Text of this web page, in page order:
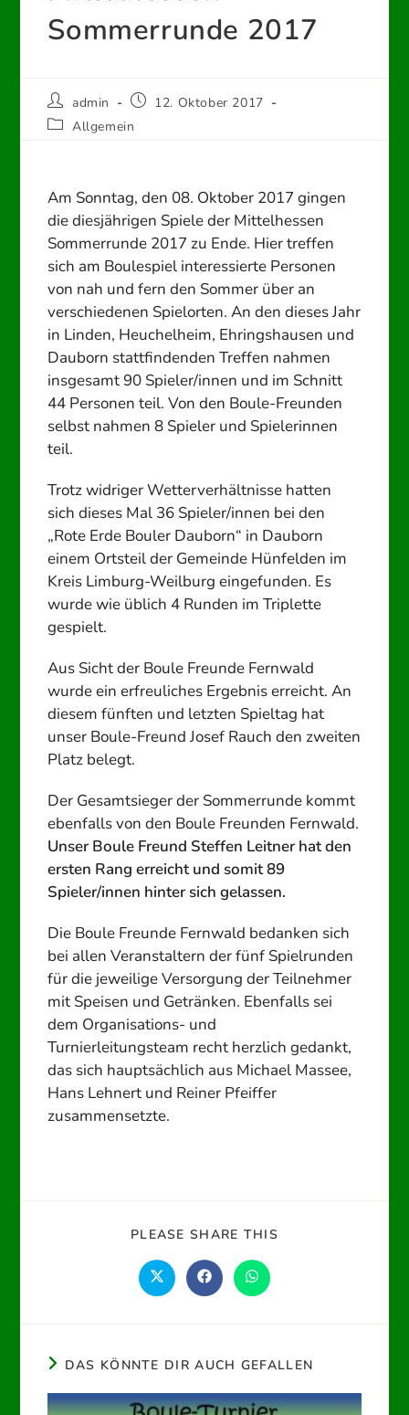
Sommerrunde 2017
Beitrags-
Autor:
admin
Beitrag12. Oktober 2017
Beitrags-
Allgemein
Am Sonntag, den 08. Oktober 2017 gingen
die diesjährigen Spiele der Mittelhessen
Sommerrunde 2017 zu Ende. Hier treffen
sich am Boulespiel interessierte Personen
von nah und fern den Sommer über an
verschiedenen Spielorten. An den dieses Jahr
in Linden, Heuchelheim, Ehringshausen und
Dauborn stattfindenden Treffen nahmen
insgesamt 90 Spieler/innen und im Schnitt
44 Personen teil. Von den Boule-Freunden
selbst nahmen 8 Spieler und Spielerinnen
teil.
Trotz widriger Wetterverhältnisse hatten
sich dieses Mal 36 Spieler/innen bei den
„Rote Erde Bouler Dauborn“ in Dauborn
einem Ortsteil der Gemeinde Hünfelden im
Kreis Limburg-Weilburg eingefunden. Es
wurde wie üblich 4 Runden im Triplette
gespielt.
Aus Sicht der Boule Freunde Fernwald
wurde ein erfreuliches Ergebnis erreicht. An
diesem fünften und letzten Spieltag hat
unser Boule-Freund Josef Rauch den zweiten
Platz belegt.
Der Gesamtsieger der Sommerrunde kommt
ebenfalls von den Boule Freunden Fernwald.
Unser Boule Freund Steffen Leitner hat den
ersten Rang erreicht und somit 89
Spieler/innen hinter sich gelassen.
Die Boule Freunde Fernwald bedanken sich
bei allen Veranstaltern der fünf Spielrunden
für die jeweilige Versorgung der Teilnehmer
mit Speisen und Getränken. Ebenfalls sei
dem Organisations- und
Turnierleitungsteam recht herzlich gedankt,
das sich hauptsächlich aus Michael Massee,
Hans Lehnert und Reiner Pfeiffer
zusammensetzte.
PLEASE SHARE THIS
Öffnet
in
Öffnet
in
Öffnet
in
DAS KÖNNTE DIR AUCH GEFALLEN